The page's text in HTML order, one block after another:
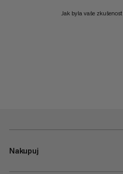
Jak byla vaše
Nakupuj